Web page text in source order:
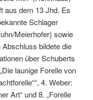
aus dem 13 Jhd. Es
Schlager
Meierhofer) sowie
Abschluss bildete die
über Schuberts
launige Forelle von
4. Weber:
Art“ und 8. „Forelle